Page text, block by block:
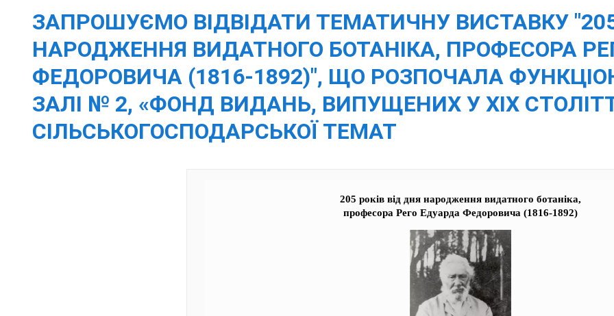
ЗАПРОШУЄМО ВІДВІДАТИ ТЕМАТИЧНУ ВИСТАВКУ
НАРОДЖЕННЯ ВИДАТНОГО БОТАНІКА, ПРОФЕСОРА
ФЕДОРОВИЧА (1816-1892)", ЩО РОЗПОЧАЛА
ЗАЛІ № 2, «ФОНД ВИДАНЬ, ВИПУЩЕНИХ У ХІХ
СІЛЬСЬКОГОСПОДАРСЬКОЇ ТЕМАТ
205 років від дня народження видатного ботаніка,
професора Рего Едуарда Федоровича (1816-1892)